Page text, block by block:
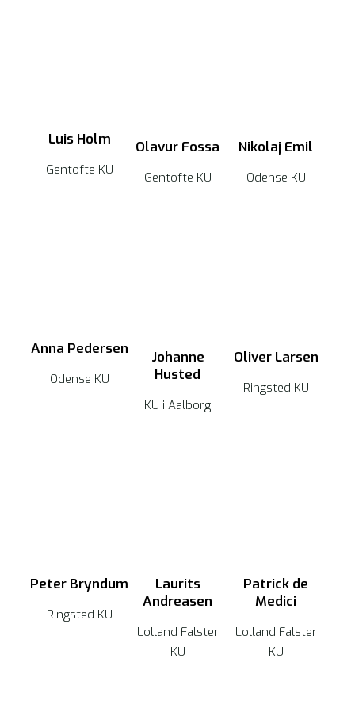
Luis Holm
Gentofte KU
Olavur Fossa
Gentofte KU
Nikolaj Emil
Odense KU
Anna Pedersen
Odense KU
Johanne
Husted
KU i Aalborg
Oliver Larsen
Ringsted KU
Peter Bryndum
Ringsted KU
Laurits
Andreasen
Lolland Falster
KU
Patrick de
Medici
Lolland Falster
KU